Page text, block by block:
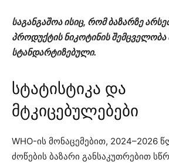
საგანგაშოა ისიც, რომ ბაზარზე
პროდუქტის ნიკოტინის
სტანდარტიზებული.
სტატისტიკა და
მტკიცებულებები
WHO-ის მონაცემებით, 2024–2026
ძოწების ბაზარი განსაკუთრებით